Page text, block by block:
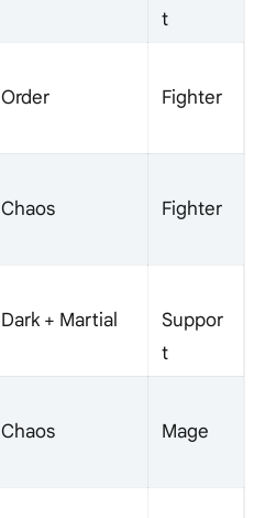
t
Order Fighter
Chaos Fighter
Dark + Martial
Suppor
t
Chaos Mage